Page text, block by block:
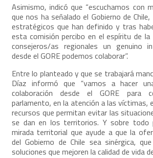
Asimismo, indicó que “escuchamos con
que nos ha señalado el Gobierno de
estratégicos que han definido y tras
esta comisión percibo en el espíritu de la
consejeros/as regionales un genuino
desde el GORE podemos colaborar”.
Entre lo planteado y que se trabajará
Díaz informó que “vamos a hacer
colaboración desde el GORE para
parlamento, en la atención a las víctimas,
recursos que permitan evitar las
se dan en los territorios. Y sobre todo
mirada territorial que ayude a que la
del Gobierno de Chile sea sinérgica,
soluciones que mejoren la calidad de vida